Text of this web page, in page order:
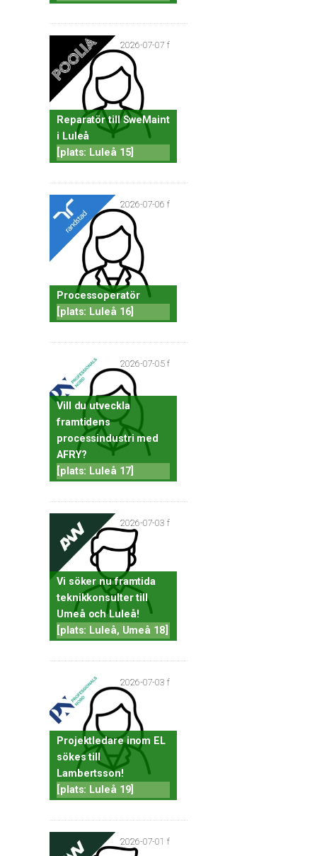
2026-07-07 f
Reparatör till SweMaint
i Luleå
[plats: Luleå 15]
2026-07-06 f
Processoperatör
[plats: Luleå 16]
2026-07-05 f
Vill du utveckla
framtidens
processindustri med
AFRY?
[plats: Luleå 17]
2026-07-03 f
Vi söker nu framtida
teknikkonsulter till
Umeå och Luleå!
[plats: Luleå, Umeå 18]
2026-07-03 f
Projektledare inom EL
sökes till
Lambertsson!
[plats: Luleå 19]
2026-07-01 f